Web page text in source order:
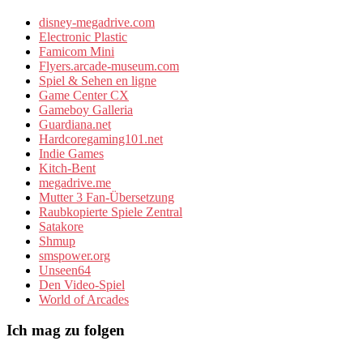
disney-megadrive.com
Electronic Plastic
Famicom Mini
Flyers.arcade-museum.com
Spiel & Sehen en ligne
Game Center CX
Gameboy Galleria
Guardiana.net
Hardcoregaming101.net
Indie Games
Kitch-Bent
megadrive.me
Mutter 3 Fan-Übersetzung
Raubkopierte Spiele Zentral
Satakore
Shmup
smspower.org
Unseen64
Den Video-Spiel
World of Arcades
Ich mag zu folgen